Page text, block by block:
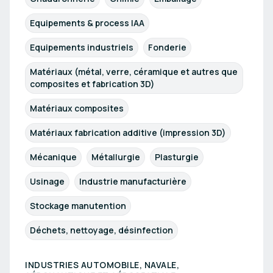
Equipements & process IAA
Equipements industriels Fonderie
Matériaux (métal, verre, céramique et autres que
composites et fabrication 3D)
Matériaux composites
Matériaux fabrication additive (impression 3D)
Mécanique Métallurgie Plasturgie
Usinage Industrie manufacturière
Stockage manutention
Déchets, nettoyage, désinfection
INDUSTRIES AUTOMOBILE, NAVALE,